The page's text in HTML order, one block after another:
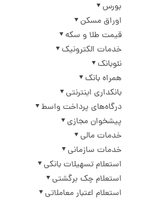
بورس
اوراق مسکن
قیمت طلا و سکه
خدمات الکترونیک
نئوبانک
همراه بانک
بانکداری اینترنتی
درگاه‌های پرداخت واسط
پیشخوان مجازی
خدمات مالی
خدمات سازمانی
استعلام تسهیلات بانکی
استعلام چک برگشتی
استعلام اعتبار معاملاتی